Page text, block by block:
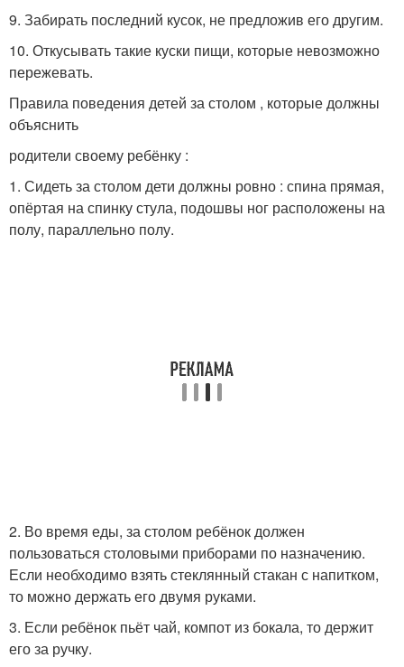
9. Забирать последний кусок, не предложив его другим.
10. Откусывать такие куски пищи, которые невозможно
пережевать.
Правила поведения детей за столом , которые должны
объяснить
родители своему ребёнку :
1. Сидеть за столом дети должны ровно : спина прямая,
опёртая на спинку стула, подошвы ног расположены на
полу, параллельно полу.
2. Во время еды, за столом ребёнок должен
пользоваться столовыми приборами по назначению.
Если необходимо взять стеклянный стакан с напитком,
то можно держать его двумя руками.
3. Если ребёнок пьёт чай, компот из бокала, то держит
его за ручку.